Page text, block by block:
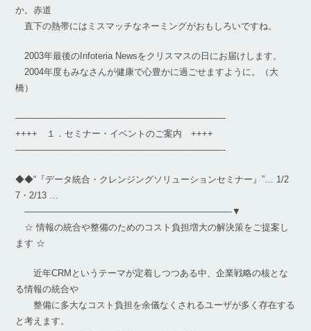
か。赤道
直下の熱帯にはミスマッチなネーミングがおもしろいですね。
2003年最後のInfoteria Newsをクリスマスの日にお届けします。
2004年度もみなさんが健康で心豊かに過ごせますように。（大
橋）
———————————————————————-
++++ １．セミナー・イベントのご案内 ++++
———————————————————————-
◆◆“『データ統合・クレンジングソリューションセミナー』”… 1/2
7・2/13 …
———————————————————————▼
☆ 情報の統合や整備のためのコスト負担増大の解決策をご提案し
ます ☆
近年CRMというテーマが定着しつつある中、企業戦略の核とな
る情報の統合や
整備に多大なコスト負担を余儀なくされるユーザが多く存在する
と考えます。